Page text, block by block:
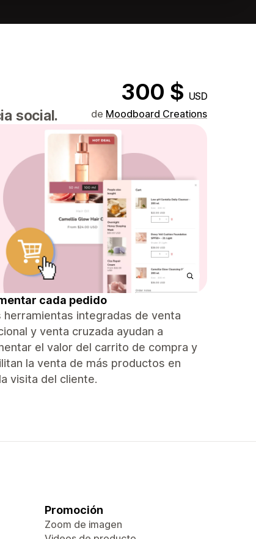
300 $ USD
social. de Moodboard Creations
cada pedido
herramientas integradas de venta
y venta cruzada ayudan a
el valor del carrito de compra y
la venta de más productos en
visita del cliente.
Promoción
Zoom de imagen